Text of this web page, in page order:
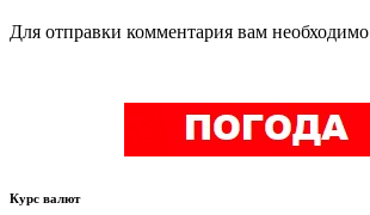
Для отправки комментария вам необходимо
Курс валют